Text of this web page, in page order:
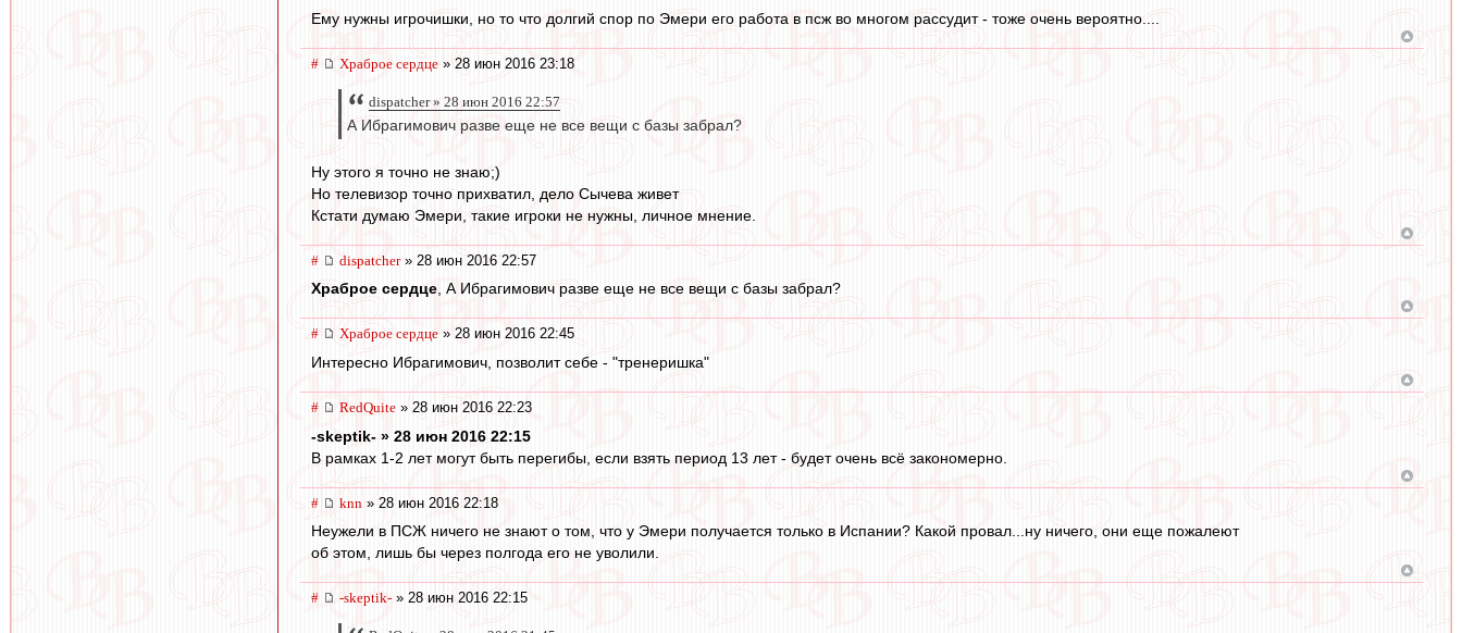
Ему нужны игрочишки, но то что долгий спор по Эмери его работа в псж во многом рассудит - тоже очень вероятно....
# Храброе сердце » 28 июн 2016 23:18
dispatcher » 28 июн 2016 22:57
А Ибрагимович разве еще не все вещи с базы забрал?
Ну этого я точно не знаю;)
Но телевизор точно прихватил, дело Сычева живет
Кстати думаю Эмери, такие игроки не нужны, личное мнение.
# dispatcher» 28 июн 2016 22:57
Храброе сердце, А Ибрагимович разве еще не все вещи с базы забрал?
# Храброе сердце » 28 июн 2016 22:45
Интересно Ибрагимович, позволит себе - "тренеришка"
# RedQuite » 28 июн 2016 22:23
-skeptik- » 28 июн 2016 22:15
В рамках 1-2 лет могут быть перегибы, если взять период 13 лет - будет очень всё закономерно.
# knn » 28 июн 2016 22:18
Неужели в ПСЖ ничего не знают о том, что у Эмери получается только в Испании? Какой провал...ну ничего, они еще пожалеют
об этом, лишь бы через полгода его не уволили.
# -skeptik- » 28 июн 2016 22:15